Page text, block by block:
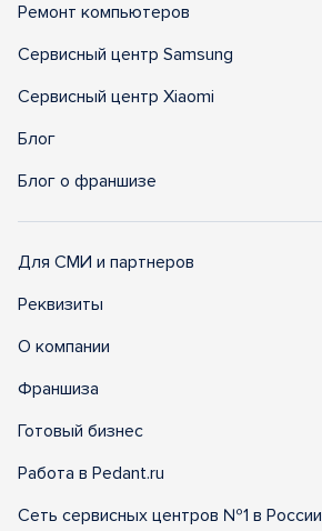
Ремонт компьютеров
Сервисный центр Samsung
Сервисный центр Xiaomi
Блог
Блог о франшизе
Для СМИ и партнеров
Реквизиты
О компании
Франшиза
Готовый бизнес
Работа в Pedant.ru
Сеть сервисных центров №1 в России